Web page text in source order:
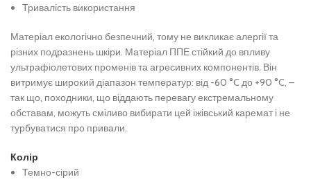
Тривалість використання
Матеріал екологічно безпечний, тому не викликає алергії та
різних подразнень шкіри. Матеріал ППЕ стійкий до впливу
ультрафіолетових променів та агресивних компонентів. Він
витримує широкий діапазон температур: від -60 °C до +90 °C, –
так що, походники, що віддають перевагу екстремальному
обставам, можуть сміливо вибирати цей іжівський каремат і не
турбуватися про привали.
Колір
Темно-сірий